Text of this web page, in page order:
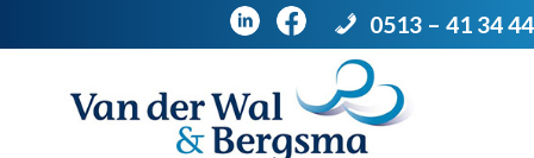
0513 – 41 34 44